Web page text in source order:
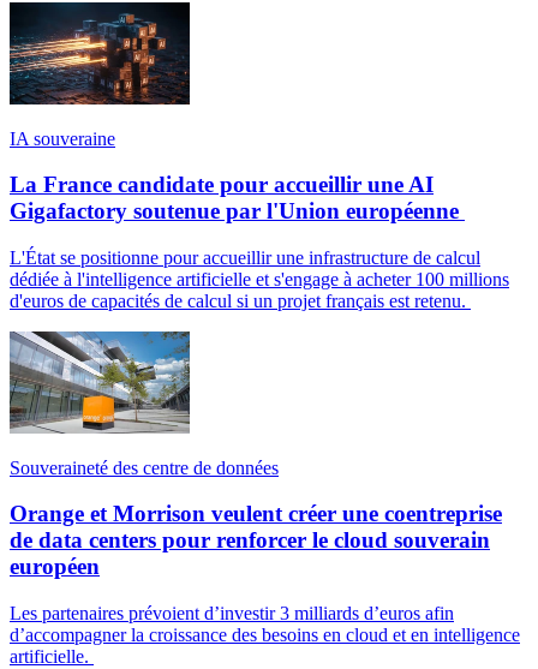
IA souveraine
La France candidate pour accueillir une AI
Gigafactory soutenue par l'Union européenne
L'État se positionne pour accueillir une infrastructure de calcul
dédiée à l'intelligence artificielle et s'engage à acheter 100 millions
d'euros de capacités de calcul si un projet français est retenu.
Souveraineté des centre de données
Orange et Morrison veulent créer une coentreprise
de data centers pour renforcer le cloud souverain
européen
Les partenaires prévoient d’investir 3 milliards d’euros afin
d’accompagner la croissance des besoins en cloud et en intelligence
artificielle.